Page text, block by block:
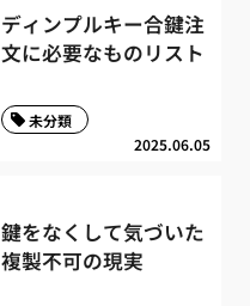
ディンプルキー合鍵注
文に必要なものリスト
2025.06.05
未分類
鍵をなくして気づいた
複製不可の現実